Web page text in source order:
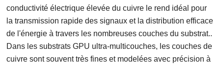
conductivité électrique élevée du cuivre le rend idéal pour
la transmission rapide des signaux et la distribution efficace
de l'énergie à travers les nombreuses couches du substrat..
Dans les substrats GPU ultra-multicouches, les couches de
cuivre sont souvent très fines et modelées avec précision à